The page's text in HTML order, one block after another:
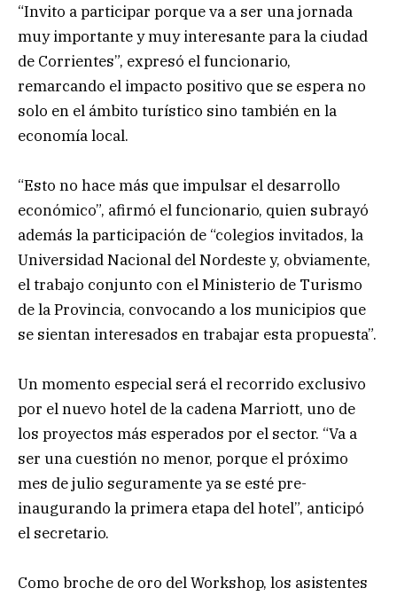
“Invito a participar porque va a ser una jornada
muy importante y muy interesante para la ciudad
de Corrientes”, expresó el funcionario,
remarcando el impacto positivo que se espera no
solo en el ámbito turístico sino también en la
economía local.
“Esto no hace más que impulsar el desarrollo
económico”, afirmó el funcionario, quien subrayó
además la participación de “colegios invitados, la
Universidad Nacional del Nordeste y, obviamente,
el trabajo conjunto con el Ministerio de Turismo
de la Provincia, convocando a los municipios que
se sientan interesados en trabajar esta propuesta”.
Un momento especial será el recorrido exclusivo
por el nuevo hotel de la cadena Marriott, uno de
los proyectos más esperados por el sector. “Va a
ser una cuestión no menor, porque el próximo
mes de julio seguramente ya se esté pre-
inaugurando la primera etapa del hotel”, anticipó
el secretario.
Como broche de oro del Workshop, los asistentes